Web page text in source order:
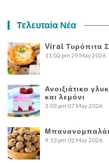
Τελευταία Νέα
Viral Τυρόπιτα
11:02 pm 29 May 2026
Ανοιξιάτικο
και λεμόνι
3:03 pm 07 May 2026
9:13 pm 02 May 2026